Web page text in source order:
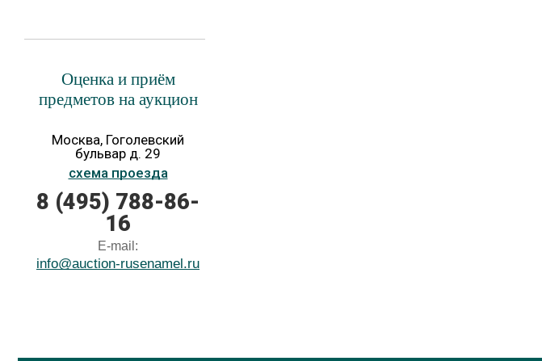
Оценка и приём
предметов на аукцион
Москва, Гоголевский
бульвар д. 29
схема проезда
8 (495) 788-86-
16
E-mail:
info@auction-rusenamel.ru